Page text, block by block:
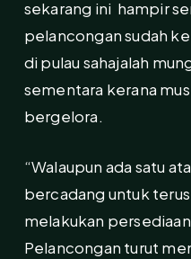
sekarang ini hampir
pelancongan sudah
di pulau sahajalah
sementara kerana
bergelora.
“Walaupun ada satu
bercadang untuk
melakukan
Pelancongan turut